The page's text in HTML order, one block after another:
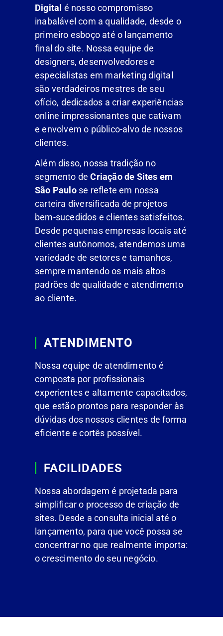
Digital é nosso compromisso
inabalável com a qualidade, desde o
primeiro esboço até o lançamento
final do site. Nossa equipe de
designers, desenvolvedores e
especialistas em marketing digital
são verdadeiros mestres de seu
ofício, dedicados a criar experiências
online impressionantes que cativam
e envolvem o público-alvo de nossos
clientes.
Além disso, nossa tradição no
segmento de Criação de Sites em
São Paulose reflete em nossa
carteira diversificada de projetos
bem-sucedidos e clientes satisfeitos.
Desde pequenas empresas locais até
clientes autônomos, atendemos uma
variedade de setores e tamanhos,
sempre mantendo os mais altos
padrões de qualidade e atendimento
ao cliente.
ATENDIMENTO
Nossa equipe de atendimento é
composta por profissionais
experientes e altamente capacitados,
que estão prontos para responder às
dúvidas dos nossos clientes de forma
eficiente e cortês possível.
FACILIDADES
Nossa abordagem é projetada para
simplificar o processo de criação de
sites. Desde a consulta inicial até o
lançamento, para que você possa se
concentrar no que realmente importa:
o crescimento do seu negócio.